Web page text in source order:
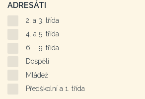
ADRESÁTI
2. a 3. třída
4. a 5. třída
6. - 9. třída
Dospělí
Mládež
Předškolní a 1. třída